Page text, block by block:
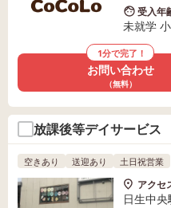
受入年
未就学
1分で完了！
お問い合わせ
（無料）
放課後等デイサービ
空きあり 送迎あり 土日祝営業
アクセ
日生中